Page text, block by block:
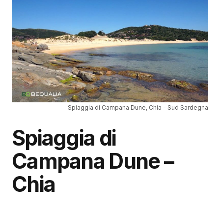
Spiaggia di Campana Dune, Chia - Sud Sardegna
Spiaggia di
Campana Dune –
Chia